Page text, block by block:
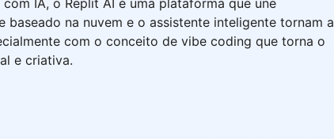
na nuvem e o assistente inteligente tornam a
com o conceito de vibe coding que torna o
e criativa.